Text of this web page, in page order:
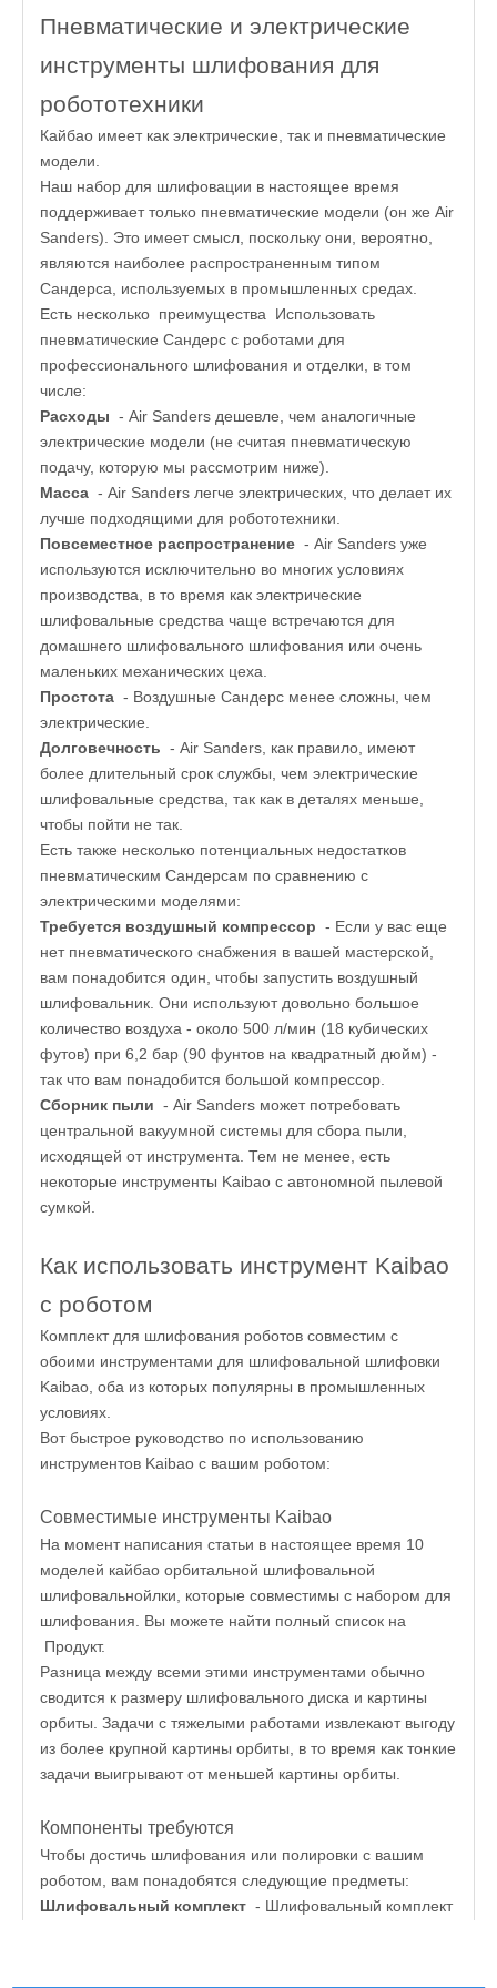
Пневматические и электрические
инструменты шлифования для
робототехники
Кайбао имеет как электрические, так и пневматические
модели.
Наш набор для шлифовации в настоящее время
поддерживает только пневматические модели (он же Air
Sanders). Это имеет смысл, поскольку они, вероятно,
являются наиболее распространенным типом
Сандерса, используемых в промышленных средах.
Есть несколько преимущества Использовать
пневматические Сандерс с роботами для
профессионального шлифования и отделки, в том
числе:
Расходы - Air Sanders дешевле, чем аналогичные
электрические модели (не считая пневматическую
подачу, которую мы рассмотрим ниже).
Масса - Air Sanders легче электрических, что делает их
лучше подходящими для робототехники.
Повсеместное распространение - Air Sanders уже
используются исключительно во многих условиях
производства, в то время как электрические
шлифовальные средства чаще встречаются для
домашнего шлифовального шлифования или очень
маленьких механических цеха.
Простота - Воздушные Сандерс менее сложны, чем
электрические.
Долговечность - Air Sanders, как правило, имеют
более длительный срок службы, чем электрические
шлифовальные средства, так как в деталях меньше,
чтобы пойти не так.
Есть также несколько потенциальных недостатков
пневматическим Сандерсам по сравнению с
электрическими моделями:
Требуется воздушный компрессор - Если у вас еще
нет пневматического снабжения в вашей мастерской,
вам понадобится один, чтобы запустить воздушный
шлифовальник. Они используют довольно большое
количество воздуха - около 500 л/мин (18 кубических
футов) при 6,2 бар (90 фунтов на квадратный дюйм) -
так что вам понадобится большой компрессор.
Сборник пыли - Air Sanders может потребовать
центральной вакуумной системы для сбора пыли,
исходящей от инструмента. Тем не менее, есть
некоторые инструменты Kaibao с автономной пылевой
сумкой.
Как использовать инструмент Kaibao
с роботом
Комплект для шлифования роботов совместим с
обоими инструментами для шлифовальной шлифовки
Kaibao, оба из которых популярны в промышленных
условиях.
Вот быстрое руководство по использованию
инструментов Kaibao с вашим роботом:
Совместимые инструменты Kaibao
На момент написания статьи в настоящее время 10
моделей кайбао орбитальной шлифовальной
шлифовальнойлки, которые совместимы с набором для
шлифования. Вы можете найти полный список на
Продукт.
Разница между всеми этими инструментами обычно
сводится к размеру шлифовального диска и картины
орбиты. Задачи с тяжелыми работами извлекают выгоду
из более крупной картины орбиты, в то время как тонкие
задачи выигрывают от меньшей картины орбиты.
Компоненты требуются
Чтобы достичь шлифования или полировки с вашим
роботом, вам понадобятся следующие предметы:
Шлифовальный комплект - Шлифовальный комплект